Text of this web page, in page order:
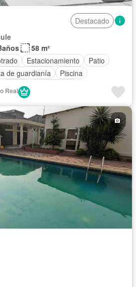
Destacado
58 m²
Estacionamiento
Patio
de guardianía
Piscina
Jardín
Real